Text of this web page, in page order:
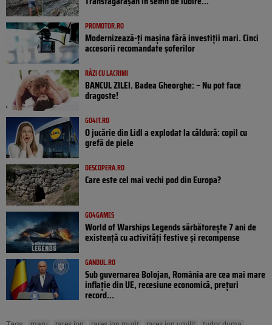
PROMOTOR.RO
Modernizează-ți mașina fără investiții mari. Cinci
accesorii recomandate șoferilor
RÂZI CU LACRIMI
BANCUL ZILEI. Badea Gheorghe: – Nu pot face
dragoste!
GO4IT.RO
O jucărie din Lidl a explodat la căldură: copil cu
grefă de piele
DESCOPERA.RO
Care este cel mai vechi pod din Europa?
GO4GAMES
World of Warships Legends sărbătorește 7 ani de
existență cu activități festive și recompense
GANDUL.RO
Sub guvernarea Bolojan, România are cea mai mare
inflație din UE, recesiune economică, prețuri
record...